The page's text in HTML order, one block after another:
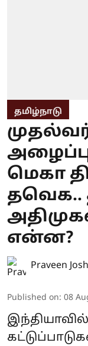
தமிழ்நாடு
அழைப்பு
மெகா
தவெக..
என்ன?
Praveen
Published on: 08